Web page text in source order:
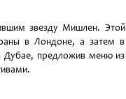
звезду Мишлен. Этой
в Лондоне, а затем в
Дубае, предложив меню из